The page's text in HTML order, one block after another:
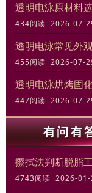
透明电泳原材料
434阅读 2026-07-
透明电泳常见外
455阅读 2026-07-
透明电泳烘烤固
447阅读 2026-07-
擦拭法判断脱脂
4743阅读 2026-